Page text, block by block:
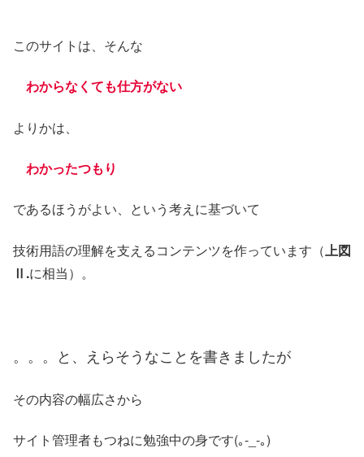
このサイトは、そんな
わからなくても仕方がない
よりかは、
わかったつもり
であるほうがよい、という考えに基づいて
技術用語の理解を支えるコンテンツを作っています（上図
Ⅱ.に相当）。
。。。と、えらそうなことを書きましたが
その内容の幅広さから
サイト管理者もつねに勉強中の身です(｡-_-｡)